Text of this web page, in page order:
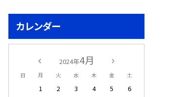
カレンダー
2024年4月
日 月 火 水 木 金 土
1 2 3 4 5
6